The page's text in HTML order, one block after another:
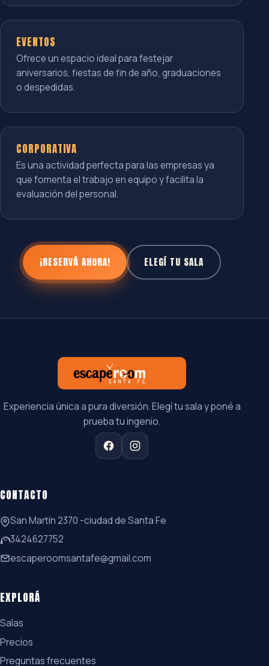
EVENTOS
Ofrece un espacio ideal para festejar
aniversarios, fiestas de fin de año, graduaciones
o despedidas.
CORPORATIVA
Es una actividad perfecta para las empresas ya
que fomenta el trabajo en equipo y facilita la
evaluación del personal.
¡RESERVÁ AHORA! ELEGÍ TU SALA
Experiencia única a pura diversión. Elegí tu sala y poné a
prueba tu ingenio.
CONTACTO
San Martín 2370 -ciudad de Santa Fe
3424627752
escaperoomsantafe@gmail.com
EXPLORÁ
Salas
Precios
Preguntas frecuentes